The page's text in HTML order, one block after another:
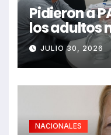
Pidieron a
los adultos
JULIO 30, 2026
NACIONALES